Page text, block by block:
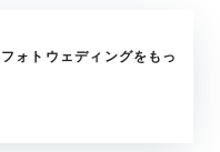
ォトウェディングをもっ